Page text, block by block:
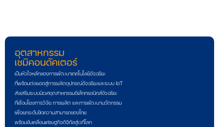
อุตสาหกรรม
เซมิคอนดัคเตอร์
เป็นหัวใจหลักของการพัฒนาเทคโนโลยีอัจฉริยะ
ที่พร้อมต่อยอดสู่การผลิตอุปกรณ์อัจฉริยะและระบบ IoT
ส่งเสริมระบบนิเวศอุตสาหกรรมอิเล็กทรอนิกส์อัจฉริยะ
ที่เชื่อมโยงการวิจัย การผลิต และการพัฒนานวัตกรรม
เพื่อยกระดับขีดความสามารถของไทย
พร้อมขับเคลื่อนเศรษฐกิจดิจิทัลสู่เวทีโลก